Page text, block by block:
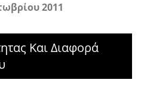
2011
Και Διαφορά